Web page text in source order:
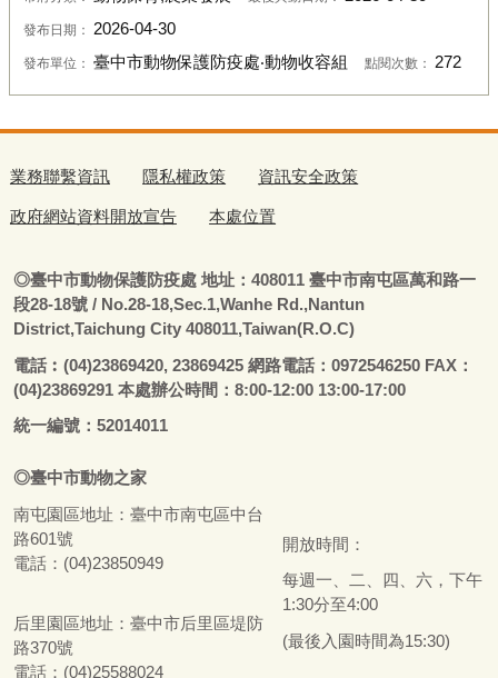
發布日期： 2026-04-30
發布單位： 臺中市動物保護防疫處‧動物收容組 點閱次數： 272
業務聯繫資訊 隱私權政策 資訊安全政策
政府網站資料開放宣告 本處位置
◎臺中市動物保護防疫處地址：408011 臺中市南屯區萬和路一
段28-18號 / No.28-18,Sec.1,Wanhe Rd.,Nantun
District,Taichung City 408011,Taiwan(R.O.C)
電話︰ (04)23869420, 23869425 網路電話：0972546250 FAX：
(04)23869291 本處辦公時間：8:00-12:00 13:00-17:00
統一編號：52014011
◎臺中市動物之家
南屯園區地址： 臺中市南屯區中台
路601號
電話：(04)23850949
后里園區地址： 臺中市后里區堤防
路370號
電話：(04)25588024
開放時間：
每週一、二、四、六，下午
1:30分至4:00
(最後入園時間為15:30)